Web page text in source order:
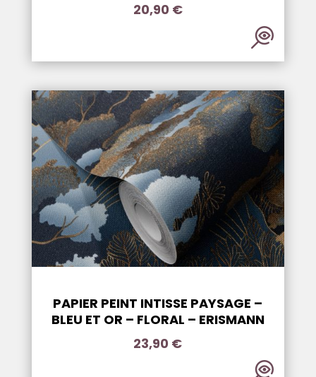
20,90 €
PAPIER PEINT INTISSE PAYSAGE –
BLEU ET OR – FLORAL – ERISMANN
23,90 €